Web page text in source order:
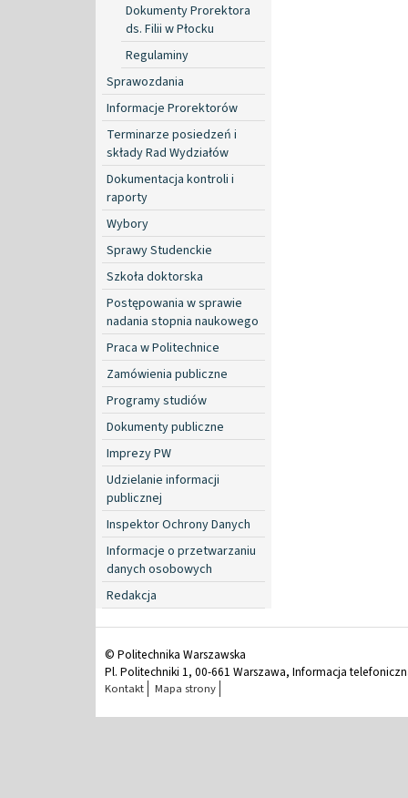
Dokumenty Prorektora
ds. Filii w Płocku
Regulaminy
Sprawozdania
Informacje Prorektorów
Terminarze posiedzeń i
składy Rad Wydziałów
Dokumentacja kontroli i
raporty
Wybory
Sprawy Studenckie
Szkoła doktorska
Postępowania w sprawie
nadania stopnia naukowego
Praca w Politechnice
Zamówienia publiczne
Programy studiów
Dokumenty publiczne
Imprezy PW
Udzielanie informacji
publicznej
Inspektor Ochrony Danych
Informacje o przetwarzaniu
danych osobowych
Redakcja
© Politechnika Warszawska
Pl. Politechniki 1, 00-661 Warszawa, Informacja
Kontakt Mapa strony